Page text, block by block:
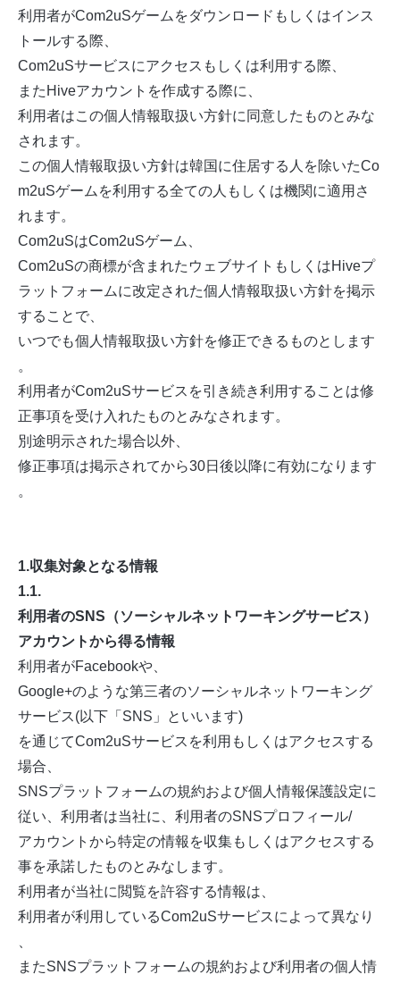
利用者がCom2uSゲームをダウンロードもしくはインス
トールする際、
Com2uSサービスにアクセスもしくは利用する際、
またHiveアカウントを作成する際に、
利用者はこの個人情報取扱い方針に同意したものとみな
されます。
この個人情報取扱い方針は韓国に住居する人を除いたCo
m2uSゲームを利用する全ての人もしくは機関に適用さ
れます。
Com2uSはCom2uSゲーム、
Com2uSの商標が含まれたウェブサイトもしくはHiveプ
ラットフォームに改定された個人情報取扱い方針を掲示
することで、
いつでも個人情報取扱い方針を修正できるものとします
。
利用者がCom2uSサービスを引き続き利用することは修
正事項を受け入れたものとみなされます。
別途明示された場合以外、
修正事項は掲示されてから30日後以降に有効になります
。
1.収集対象となる情報
1.1.
利用者のSNS（ソーシャルネットワーキングサービス）
アカウントから得る情報
利用者がFacebookや、
Google+のような第三者のソーシャルネットワーキング
サービス(以下「SNS」といいます)
を通じてCom2uSサービスを利用もしくはアクセスする
場合、
SNSプラットフォームの規約および個人情報保護設定に
従い、利用者は当社に、利用者のSNSプロフィール/
アカウントから特定の情報を収集もしくはアクセスする
事を承諾したものとみなします。
利用者が当社に閲覧を許容する情報は、
利用者が利用しているCom2uSサービスによって異なり
またSNSプラットフォームの規約および利用者の個人情